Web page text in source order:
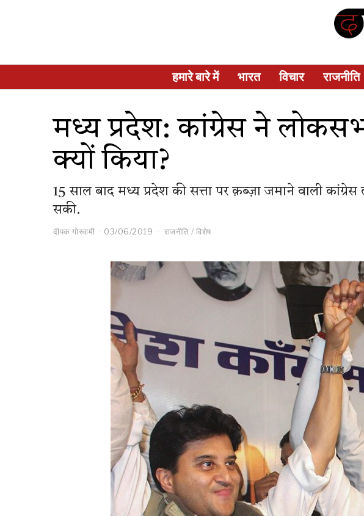
हमारे बारे में भारत विचार राजनीति
मध्य प्रदेश: कांग्रेस ने
क्यों किया?
15 साल बाद मध्य प्रदेश की सत्ता पर क़ब्ज़ा जमाने वाली
सकी.
दीपक गोस्वामी 03/06/2019 राजनीति / विशेष